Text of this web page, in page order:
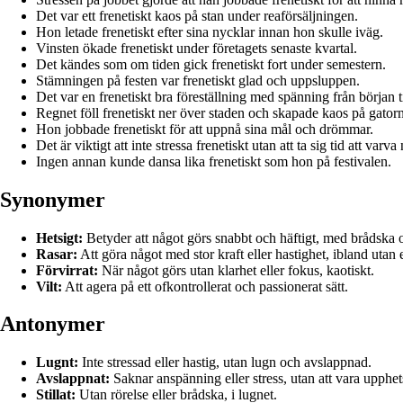
Det var ett frenetiskt kaos på stan under reaförsäljningen.
Hon letade frenetiskt efter sina nycklar innan hon skulle iväg.
Vinsten ökade frenetiskt under företagets senaste kvartal.
Det kändes som om tiden gick frenetiskt fort under semestern.
Stämningen på festen var frenetiskt glad och uppsluppen.
Det var en frenetiskt bra föreställning med spänning från början
Regnet föll frenetiskt ner över staden och skapade kaos på
Hon jobbade frenetiskt för att uppnå sina mål och drömmar.
Det är viktigt att inte stressa frenetiskt utan att ta sig tid att varva
Ingen annan kunde dansa lika frenetiskt som hon på festivalen.
Synonymer
Hetsigt: Betyder att något görs snabbt och häftigt, med brådska
Rasar: Att göra något med stor kraft eller hastighet, ibland utan
Förvirrat: När något görs utan klarhet eller fokus, kaotiskt.
Vilt: Att agera på ett ofkontrollerat och passionerat sätt.
Antonymer
Lugnt: Inte stressad eller hastig, utan lugn och avslappnad.
Avslappnat: Saknar anspänning eller stress, utan att vara
Stillat: Utan rörelse eller brådska, i lugnet.